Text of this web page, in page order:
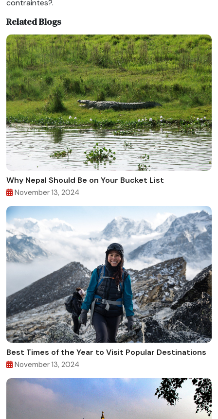
contraintes?.
Related Blogs
Why Nepal Should Be on Your Bucket List
November 13, 2024
Best Times of the Year to Visit Popular Destinations
November 13, 2024